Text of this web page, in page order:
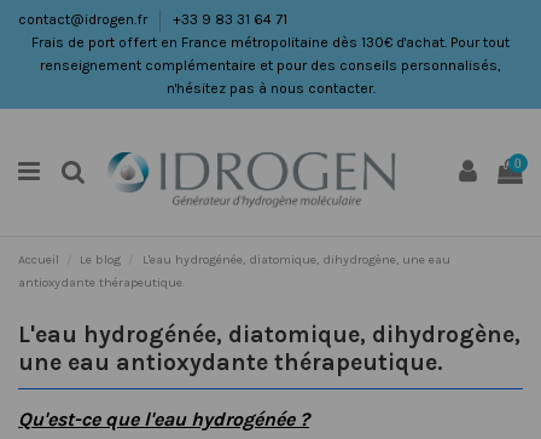
contact@idrogen.fr
+33 9 83 31 64 71
Frais de port offert en France métropolitaine dès 130€ d'achat. Pour tout
renseignement complémentaire et pour des conseils personnalisés,
n'hésitez pas à nous contacter.
0
Accueil Le blog
L'eau hydrogénée, diatomique, dihydrogène, une eau
antioxydante thérapeutique.
L'eau hydrogénée, diatomique, dihydrogène,
une eau antioxydante thérapeutique.
Qu'est-ce que l'eau hydrogénée ?